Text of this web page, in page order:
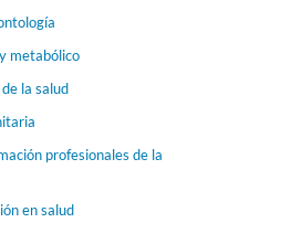
metabólico
la salud
profesionales de la
en salud